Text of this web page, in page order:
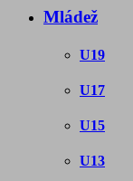
Mládež
U19
U17
U15
U13